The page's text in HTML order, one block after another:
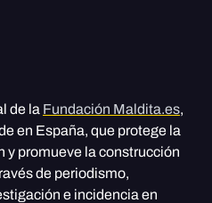
de la Fundación Maldita.es,
en España, que protege la
y promueve la construcción
de periodismo,
e incidencia en